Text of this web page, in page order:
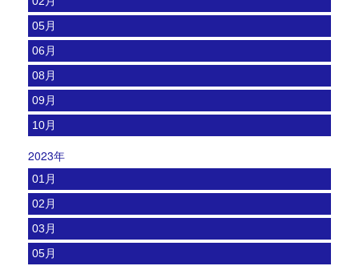
05月
06月
08月
09月
10月
2023年
01月
02月
03月
05月